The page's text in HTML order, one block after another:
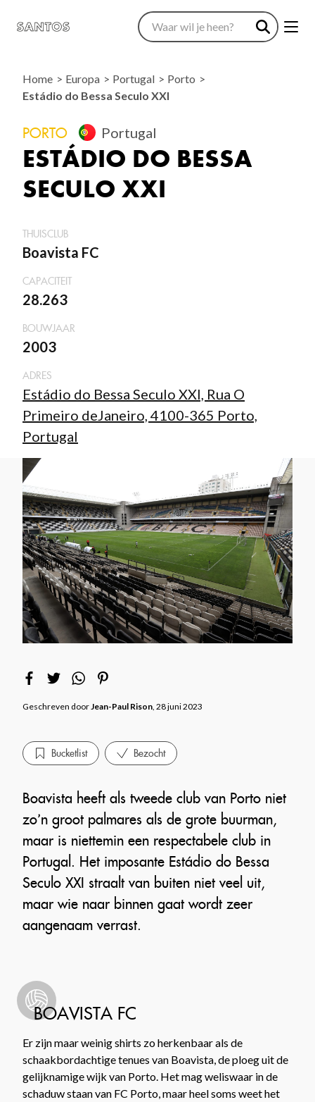
Home Europa Portugal
Porto
Estádio do Bessa Seculo XXI
PORTO Portugal
ESTÁDIO DO BESSA
SECULO XXI
THUISCLUB
Boavista FC
CAPACITEIT
28.263
BOUWJAAR
2003
ADRES
Estádio do Bessa Seculo XXI, Rua O
Primeiro deJaneiro, 4100-365 Porto,
Portugal
Geschreven doorJean-Paul Rison, 28 juni 2023
Bucketlist Bezocht
Boavista heeft als tweede club van Porto niet
zo’n groot palmares als de grote buurman,
maar is niettemin een respectabele club in
Portugal. Het imposante Estádio do Bessa
Seculo XXI straalt van buiten niet veel uit,
maar wie naar binnen gaat wordt zeer
aangenaam verrast.
BOAVISTA FC
Er zijn maar weinig shirts zo herkenbaar als de
schaakbordachtige tenues van Boavista, de ploeg uit de
gelijknamige wijk van Porto. Het mag weliswaar in de
schaduw staan van FC Porto, maar heel soms weet het